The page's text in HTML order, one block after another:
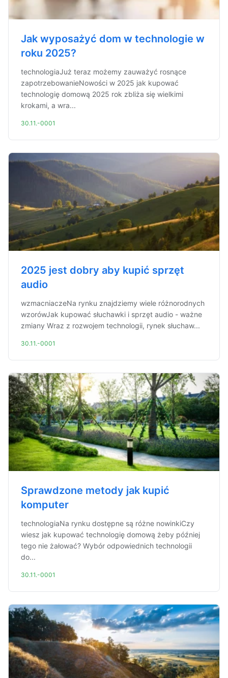
Jak wyposażyć dom w technologie w
roku 2025?
technologiaJuż teraz możemy zauważyć rosnące
zapotrzebowanieNowości w 2025 jak kupować
technologię domową 2025 rok zbliża się wielkimi
krokami, a wra...
30.11.-0001
2025 jest dobry aby kupić sprzęt
audio
wzmacniaczeNa rynku znajdziemy wiele różnorodnych
wzorówJak kupować słuchawki i sprzęt audio - ważne
zmiany Wraz z rozwojem technologii, rynek słuchaw...
30.11.-0001
Sprawdzone metody jak kupić
komputer
technologiaNa rynku dostępne są różne nowinkiCzy
wiesz jak kupować technologię domową żeby później
tego nie żałować? Wybór odpowiednich technologii
do...
30.11.-0001